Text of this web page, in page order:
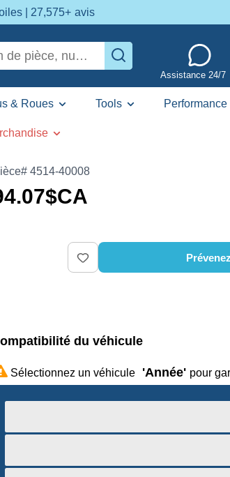
| 27,575+ avis
Assistance 24/7
& Roues Tools Performance
4514-40008
.07$CA
du véhicule
Sélectionnez un véhicule 'Année' pour